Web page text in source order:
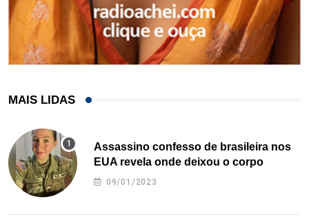
MAIS LIDAS
Assassino confesso de brasileira nos
EUA revela onde deixou o corpo
09/01/2023